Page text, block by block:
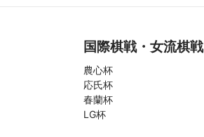
国際棋戦・女流棋戦
農心杯
応氏杯
春蘭杯
LG杯